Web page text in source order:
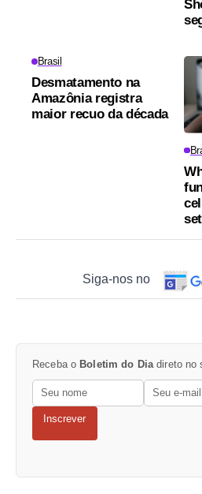
Brasil
Desmatamento na
Amazônia registra
maior recuo da década
Siga-nos no
Receba o Boletim do Diadireto no
Inscrever